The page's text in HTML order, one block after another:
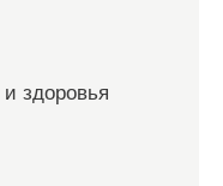
здоровья